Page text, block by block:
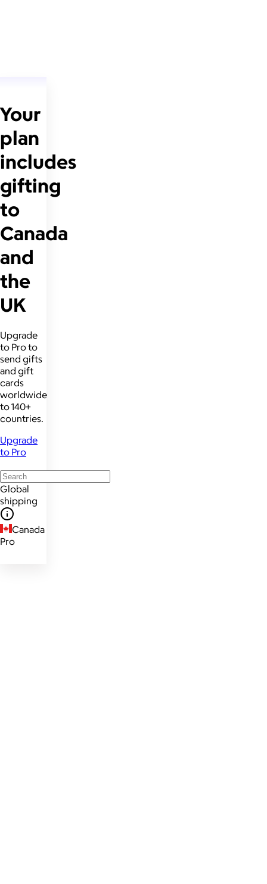
Your
plan
includes
gifting
to
Canada
and
the
UK
Upgrade
to Pro to
send gifts
and gift
cards
worldwide
to 140+
countries.
Upgrade
to Pro
Global
shipping
Canada
Pro